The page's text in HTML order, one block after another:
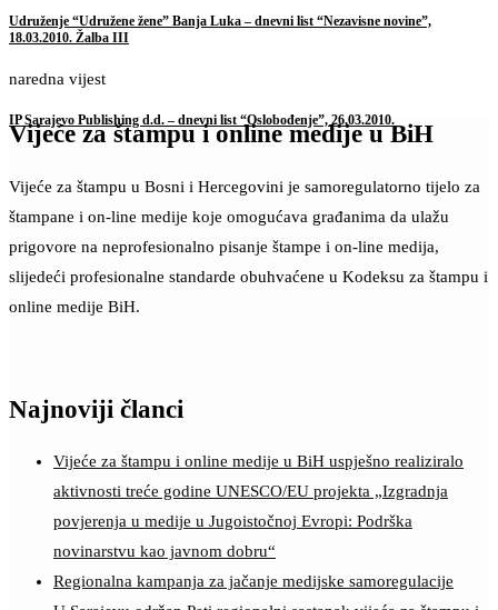
Udruženje “Udružene žene” Banja Luka – dnevni list “Nezavisne novine”,
18.03.2010. Žalba III
naredna vijest
IP Sarajevo Publishing d.d. – dnevni list “Oslobođenje”, 26.03.2010.
Vijeće za štampu i online medije u BiH
Vijeće za štampu u Bosni i Hercegovini je samoregulatorno tijelo za
štampane i on-line medije koje omogućava građanima da ulažu
prigovore na neprofesionalno pisanje štampe i on-line medija,
slijedeći profesionalne standarde obuhvaćene u Kodeksu za štampu i
online medije BiH.
Najnoviji članci
Vijeće za štampu i online medije u BiH uspješno realiziralo
aktivnosti treće godine UNESCO/EU projekta „Izgradnja
povjerenja u medije u Jugoistočnoj Evropi: Podrška
novinarstvu kao javnom dobru“
Regionalna kampanja za jačanje medijske samoregulacije